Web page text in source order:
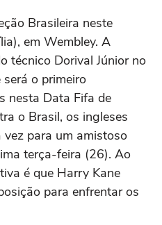
Brasileira neste
em Wembley. A
técnico Dorival Júnior no
o primeiro
nesta Data Fifa de
o Brasil, os ingleses
para um amistoso
terça-feira (26). Ao
é que Harry Kane
para enfrentar os